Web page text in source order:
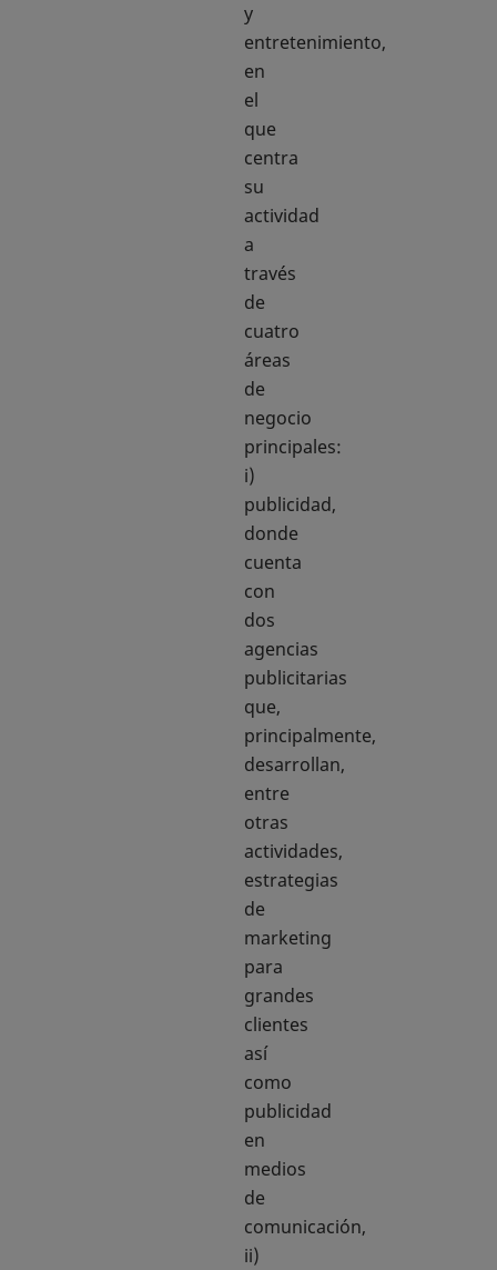
y
entretenimiento,
en
el
que
centra
su
actividad
a
través
de
cuatro
áreas
de
negocio
principales:
i)
publicidad,
donde
cuenta
con
dos
agencias
publicitarias
que,
principalmente,
desarrollan,
entre
otras
actividades,
estrategias
de
marketing
para
grandes
clientes
así
como
publicidad
en
medios
de
comunicación,
ii)